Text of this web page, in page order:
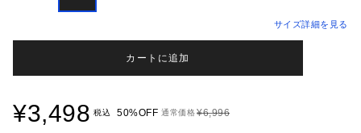
サイズ詳細を見る
カートに追加
¥3,498 税込 50%OFF 通常価格¥6,996